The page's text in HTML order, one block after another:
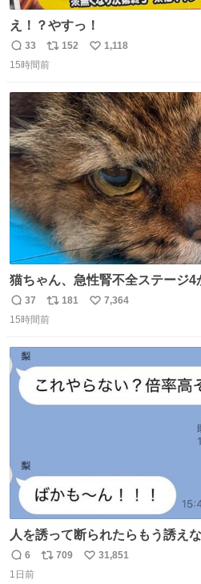
え！？やすっ！
返
信
33
リ
ポ
ト
数
152
い
数
1,118
15時間前
猫ちゃん、急性腎不全ステージ4
になりました😭点滴も週一で大
と2、3日持たないって言われた
道泣きながら歩いてたら向こう
た🫠
返
信
37
リ
ポ
数
181
い
7,364
15時間前
人を誘って断られたらもう誘え
元気出してほしい
返
信
6
リ
709
い
31,851
1日前